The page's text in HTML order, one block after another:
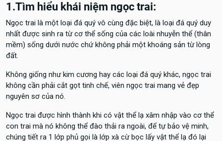
1.Tìm hiểu khái niệm ngọc trai:
Ngọc trai là một loại đá quý vô cùng đặc biệt, là loại đá quý duy
nhất được sinh ra từ cơ thể sống của các loài nhuyễn thể (thân
mềm) sống dưới nước chứ không phải một khoáng sản từ lòng
đất.
Không giống như kim cương hay các loại đá quý khác, ngọc trai
không cần phải cắt gọt tinh chế, viên ngọc trai mang vẻ đẹp
nguyên sơ của nó.
Ngọc trai được hình thành khi có vật thể lạ xâm nhập vào cơ thể
con trai mà nó không thể đào thải ra ngoài, để tự bảo vệ minh,
chúng tiết ra 1 lớp phủ gọi là lớp xà cừ bọc lấy vật thể lạ đó lại